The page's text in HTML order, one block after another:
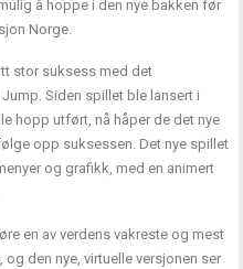
å hoppe i den nye bakken før
Norge.
stor suksess med det
Siden spillet ble lansert i
hopp utført, nå håper de det nye
opp suksessen. Det nye spillet
og grafikk, med en animert
en av verdens vakreste og mest
den nye, virtuelle versjonen ser